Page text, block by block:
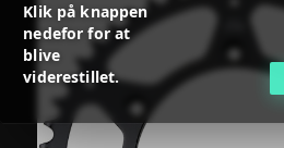
Klik på knappen
nedefor for at
blive
viderestillet.